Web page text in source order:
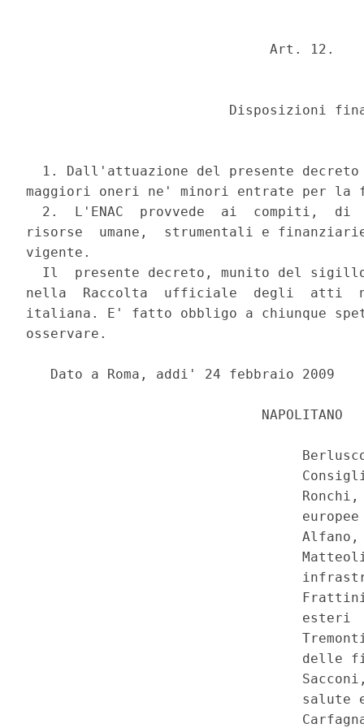
                              Art. 12.
Disposizioni
1. Dall'attuazione del presente
maggiori oneri ne' minori entrate per la
2.  L'ENAC  provvede  ai  compiti,  di
risorse  umane,  strumentali e
vigente.
Il  presente decreto, munito del
nella  Raccolta  ufficiale  degli  atti
italiana. E' fatto obbligo a chiunque
osservare.
   Dato a Roma, addi' 24 febbraio 2009
                             NAPOLITANO
                                  europee
                                  esteri
delle
salute